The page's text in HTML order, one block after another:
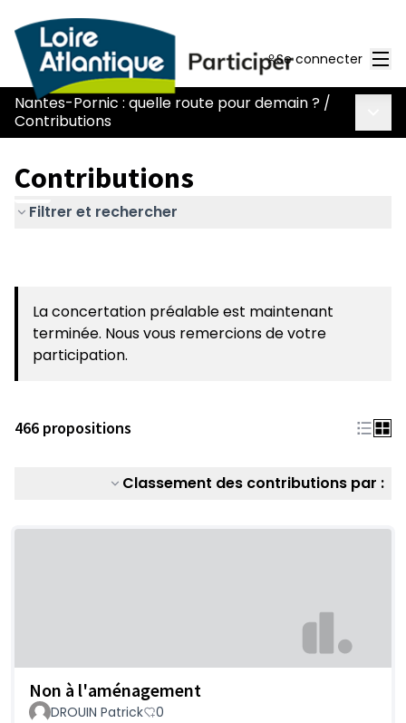
Se connecter
Nantes-Pornic : quelle route pour demain ? /
Contributions
Contributions
Filtrer et rechercher
La concertation préalable est maintenant
terminée. Nous vous remercions de votre
participation.
466 propositions
Classement des contributions par :
Non à l'aménagement
DROUIN Patrick 0